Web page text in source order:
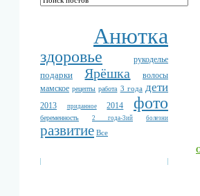
Анютка
здоровье рукоделье
подарки Ярёшка
волосы
мамское рецепты работа 3 года дети
2013 приданное 2014 фото
беременность 2 года-3ий болезни
развитие Все